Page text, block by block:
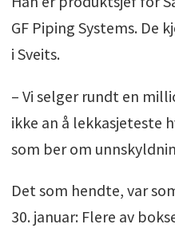
GF Piping Systems. De
i Sveits.
– Vi selger rundt en
ikke an å lekkasjeteste
som ber om
Det som hendte, var
30. januar: Flere av